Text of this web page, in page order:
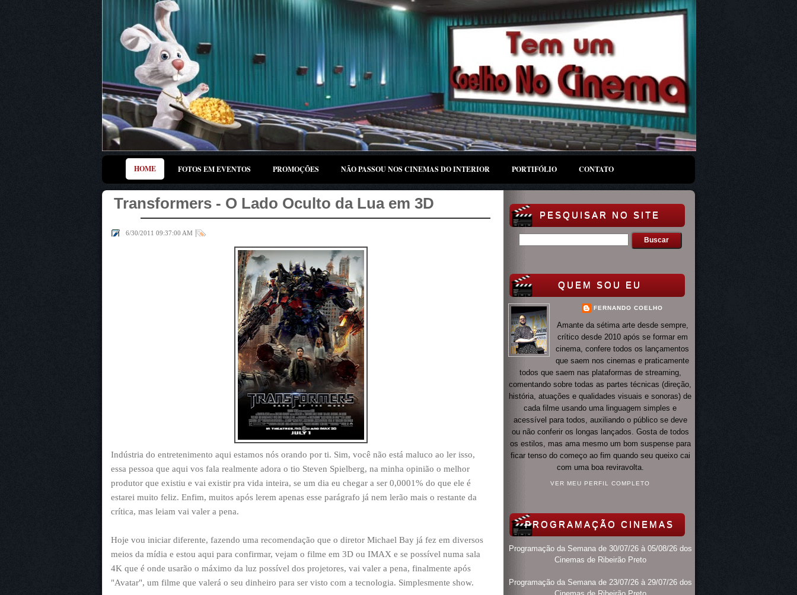
HOME FOTOS EM EVENTOS PROMOÇÕES NÃO PASSOU NOS CINEMAS DO INTERIOR PORTIFÓLIO CONTATO
Transformers - O Lado Oculto da Lua em 3D
6/30/2011 09:37:00 AM |
Indústria do entretenimento aqui estamos nós orando por ti. Sim, você não está maluco ao ler isso,
essa pessoa que aqui vos fala realmente adora o tio Steven Spielberg, na minha opinião o melhor
produtor que existiu e vai existir pra vida inteira, se um dia eu chegar a ser 0,0001% do que ele é
estarei muito feliz. Enfim, muitos após lerem apenas esse parágrafo já nem lerão mais o restante da
crítica, mas leiam vai valer a pena.
Hoje vou iniciar diferente, fazendo uma recomendação que o diretor Michael Bay já fez em diversos
meios da mídia e estou aqui para confirmar, vejam o filme em 3D ou IMAX e se possível numa sala
4K que é onde usarão o máximo da luz possível dos projetores, vai valer a pena, finalmente após
"Avatar", um filme que valerá o seu dinheiro para ser visto com a tecnologia. Simplesmente show.
PESQUISAR NO SITE
QUEM SOU EU
FERNANDO COELHO
Amante da sétima arte desde sempre,
crítico desde 2010 após se formar em
cinema, confere todos os lançamentos
que saem nos cinemas e praticamente
todos que saem nas plataformas de streaming,
comentando sobre todas as partes técnicas (direção,
história, atuações e qualidades visuais e sonoras) de
cada filme usando uma linguagem simples e
acessível para todos, auxiliando o público se deve
ou não conferir os longas lançados. Gosta de todos
os estilos, mas ama mesmo um bom suspense para
ficar tenso do começo ao fim quando seu queixo cai
com uma boa reviravolta.
VER MEU PERFIL COMPLETO
PROGRAMAÇÃO CINEMAS
Programação da Semana de 30/07/26 à 05/08/26 dos
Cinemas de Ribeirão Preto
Programação da Semana de 23/07/26 à 29/07/26 dos